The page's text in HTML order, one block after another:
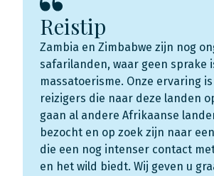
Reistip
Zambia en Zimbabwe zijn nog
safarilanden, waar geen sprake
massatoerisme. Onze ervaring
reizigers die naar deze landen
gaan al andere Afrikaanse
bezocht en op zoek zijn naar
die een nog intenser contact
en het wild biedt. Wij geven u